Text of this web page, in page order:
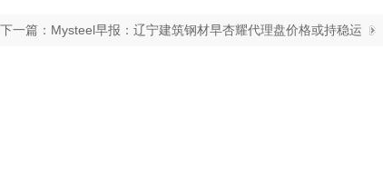
下一篇：Mysteel早报：辽宁建筑钢材早杏耀代理盘价格或持稳运